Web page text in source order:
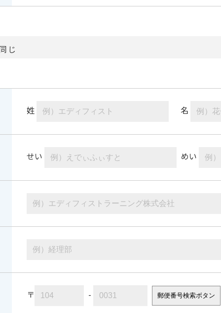
じ
姓 名
せい めい
〒 - 郵便番号検索ボタン